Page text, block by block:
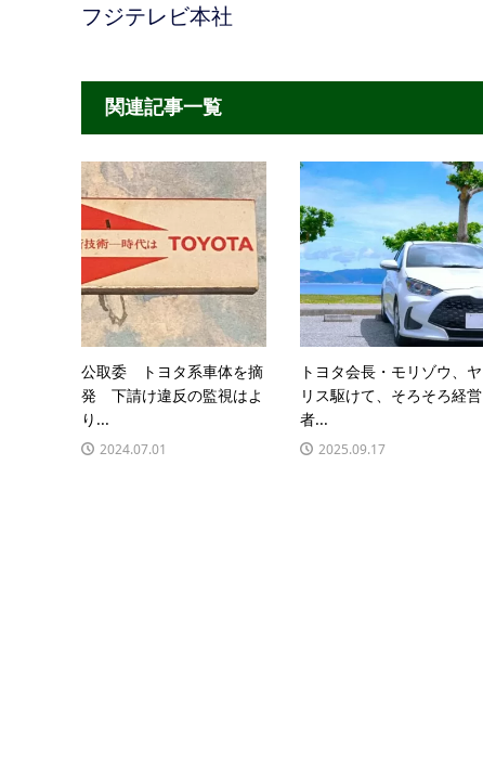
フジテレビ本社
関連記事一覧
公取委 トヨタ系車体を摘
発 下請け違反の監視はよ
り...
2024.07.01
トヨタ会長・モリゾウ、ヤ
リス駆けて、そろそろ経営
者...
2025.09.17